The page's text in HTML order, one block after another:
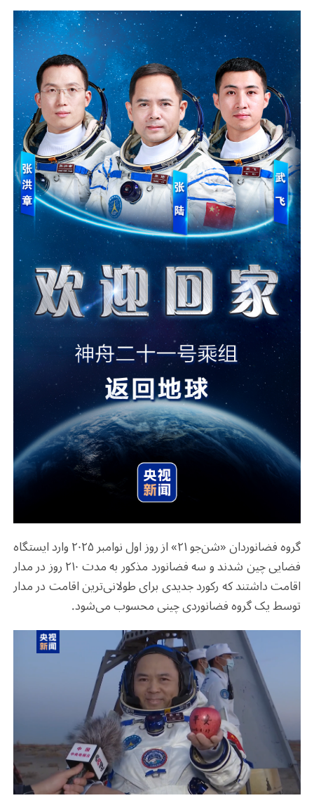
گروه فضانوردان «شن‌جو ۲۱» از روز اول نوامبر ۲۰۲۵ وارد ایستگاه
فضایی چین شدند و سه فضانورد مذکور به مدت ۲۱۰ روز در مدار
اقامت داشتند که رکورد جدیدی برای طولانی‌ترین اقامت در مدار
توسط یک گروه فضانوردی چینی محسوب می‌شود.